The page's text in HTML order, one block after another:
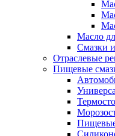
Масло
Смазки
Отраслевые
Пищевые